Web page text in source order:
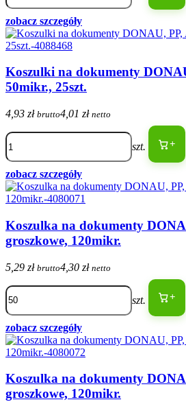
zobacz szczegóły
Koszulki na dokumenty
50mikr., 25szt.
4,93 zł brutto4,01 zł netto
szt. +
zobacz szczegóły
Koszulka na dokumenty
groszkowe, 120mikr.
5,29 zł brutto4,30 zł netto
szt. +
zobacz szczegóły
Koszulka na dokumenty
groszkowe, 120mikr.